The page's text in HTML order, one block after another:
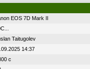
EOS 7D Mark II
Taitugolev
14:37
с